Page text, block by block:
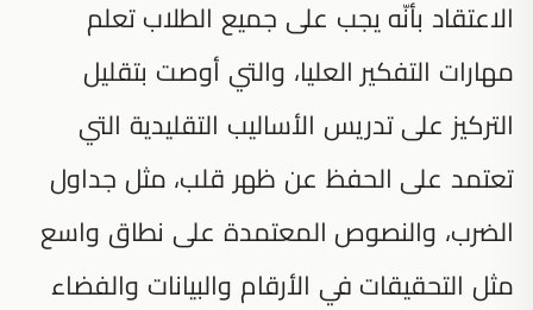
الاعتقاد بأنّه يجب على جميع الطلاب تعلم
مهارات التفكير العليا، والتي أوصت بتقليل
التركيز على تدريس الأساليب التقليدية التي
تعتمد على الحفظ عن ظهر قلب، مثل جداول
الضرب، والنصوص المعتمدة على نطاق واسع
مثل التحقيقات في الأرقام والبيانات والفضاء